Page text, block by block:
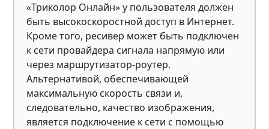
«Триколор Онлайн» у пользователя должен
быть высокоскоростной доступ в Интернет.
Кроме того, ресивер может быть подключен
к сети провайдера сигнала напрямую или
через маршрутизатор-роутер.
Альтернативой, обеспечивающей
максимальную скорость связи и,
следовательно, качество изображения,
является подключение к сети с помощью